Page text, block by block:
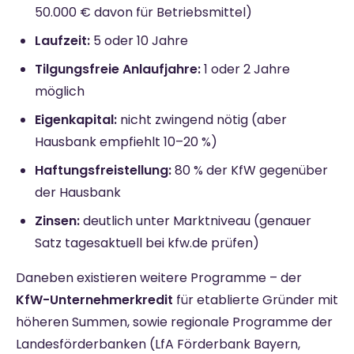
50.000 € davon für Betriebsmittel)
Laufzeit: 5 oder 10 Jahre
Tilgungsfreie Anlaufjahre:1 oder 2 Jahre
möglich
Eigenkapital: nicht zwingend nötig (aber
Hausbank empfiehlt 10–20 %)
Haftungsfreistellung:80 % der KfW gegenüber
der Hausbank
Zinsen:deutlich unter Marktniveau (genauer
Satz tagesaktuell bei kfw.de prüfen)
Daneben existieren weitere Programme – der
KfW-Unternehmerkredit für etablierte Gründer mit
höheren Summen, sowie regionale Programme der
Landesförderbanken (LfA Förderbank Bayern,